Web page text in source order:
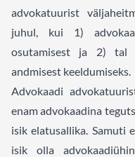
advokatuurist
juhul, kui 1)
osutamisest ja 2) tal
andmisest keeldumiseks.
Advokaadi
enam advokaadina
isik elatusallika. Samuti
isik olla